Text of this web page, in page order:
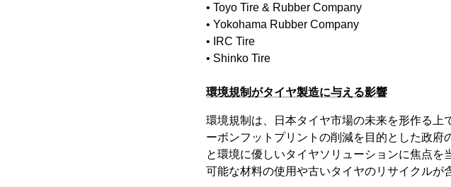
• Toyo Tire & Rubber Company
• Yokohama Rubber Company
• IRC Tire
• Shinko Tire
環境規制がタイヤ製造に与える影響
環境規制は、日本タイヤ市場の未来を形作る上
ーボンフットプリントの削減を目的とした政
と環境に優しいタイヤソリューションに焦点
可能な材料の使用や古いタイヤのリサイクルが